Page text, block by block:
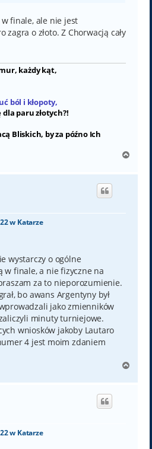
finale, ale nie jest
zagra o złoto. Z Chorwacją cały
każdy kąt,
ból i kłopoty,
paru złotych?!
Bliskich, by za późno Ich
g
w Katarze
wystarczy o ogólne
w finale, a nie fizyczne na
za to nieporozumienie.
bo awans Argentyny był
jako zmienników
minuty turniejowe.
wniosków jakoby Lautaro
4 jest moim zdaniem
g
w Katarze